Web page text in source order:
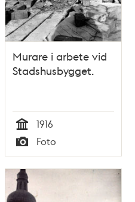
Murare i arbete vid
Stadshusbygget.
Tid
1916
Typ
Foto